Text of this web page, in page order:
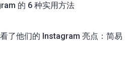
的 6 种实用方法
了他们的 Instagram 亮点：简易